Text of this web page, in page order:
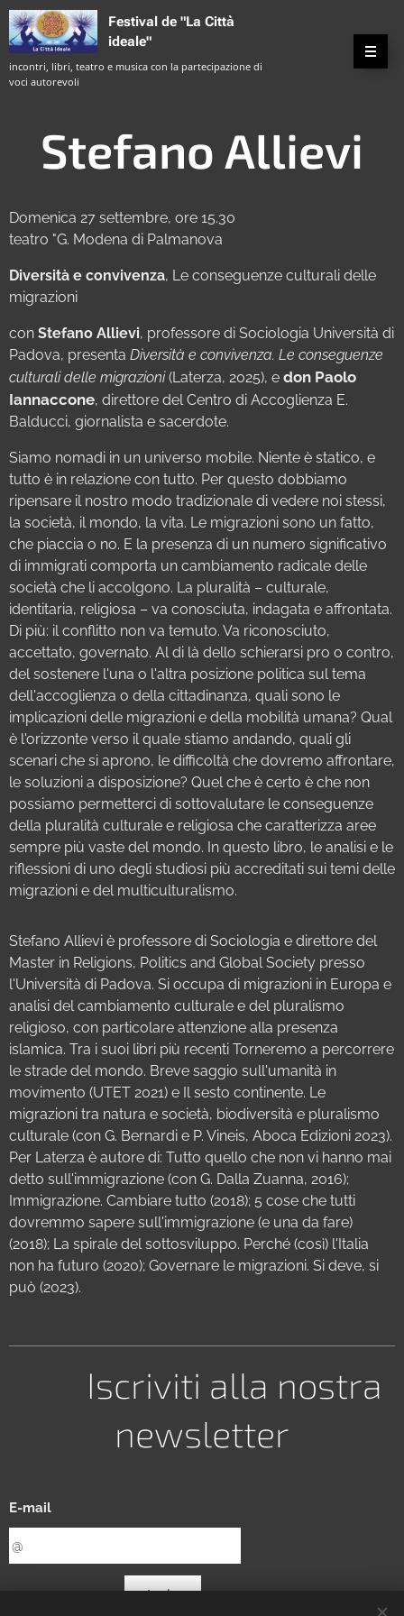
Festival de "La Città
ideale"
incontri, libri, teatro e musica con la partecipazione di
voci autorevoli
Stefano Allievi
Domenica 27 settembre, ore 15.30
teatro "G. Modena di Palmanova
Diversità e convivenza, Le conseguenze culturali delle
migrazioni
con Stefano Allievi, professore di Sociologia Università di
Padova, presenta Diversità e convivenza. Le conseguenze
culturali delle migrazioni(Laterza, 2025), e don Paolo
Iannaccone, direttore del Centro di Accoglienza E.
Balducci, giornalista e sacerdote.
Siamo nomadi in un universo mobile. Niente è statico, e
tutto è in relazione con tutto. Per questo dobbiamo
ripensare il nostro modo tradizionale di vedere noi stessi,
la società, il mondo, la vita. Le migrazioni sono un fatto,
che piaccia o no. E la presenza di un numero significativo
di immigrati comporta un cambiamento radicale delle
società che li accolgono. La pluralità – culturale,
identitaria, religiosa – va conosciuta, indagata e affrontata.
Di più: il conflitto non va temuto. Va riconosciuto,
accettato, governato. Al di là dello schierarsi pro o contro,
del sostenere l'una o l'altra posizione politica sul tema
dell'accoglienza o della cittadinanza, quali sono le
implicazioni delle migrazioni e della mobilità umana? Qual
è l'orizzonte verso il quale stiamo andando, quali gli
scenari che si aprono, le difficoltà che dovremo affrontare,
le soluzioni a disposizione? Quel che è certo è che non
possiamo permetterci di sottovalutare le conseguenze
della pluralità culturale e religiosa che caratterizza aree
sempre più vaste del mondo. In questo libro, le analisi e le
riflessioni di uno degli studiosi più accreditati sui temi delle
migrazioni e del multiculturalismo.
Stefano Allievi è professore di Sociologia e direttore del
Master in Religions, Politics and Global Society presso
l'Università di Padova. Si occupa di migrazioni in Europa e
analisi del cambiamento culturale e del pluralismo
religioso, con particolare attenzione alla presenza
islamica. Tra i suoi libri più recenti Torneremo a percorrere
le strade del mondo. Breve saggio sull'umanità in
movimento (UTET 2021) e Il sesto continente. Le
migrazioni tra natura e società, biodiversità e pluralismo
culturale (con G. Bernardi e P. Vineis, Aboca Edizioni 2023).
Per Laterza è autore di: Tutto quello che non vi hanno mai
detto sull'immigrazione (con G. Dalla Zuanna, 2016);
Immigrazione. Cambiare tutto (2018); 5 cose che tutti
dovremmo sapere sull'immigrazione (e una da fare)
(2018); La spirale del sottosviluppo. Perché (così) l'Italia
non ha futuro (2020); Governare le migrazioni. Si deve, si
può (2023).
Iscriviti alla nostra
newsletter
E-mail
Invia